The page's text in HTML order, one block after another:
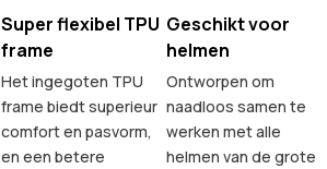
Super flexibel TPU
frame
Het ingegoten TPU
frame biedt superieur
comfort en pasvorm,
en een betere
Geschikt voor
helmen
Ontworpen om
naadloos samen te
werken met alle
helmen van de grote